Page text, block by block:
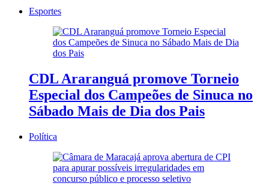
Esportes
CDL Araranguá promove Torneio
Especial dos Campeões de Sinuca no
Sábado Mais de Dia dos Pais
Política